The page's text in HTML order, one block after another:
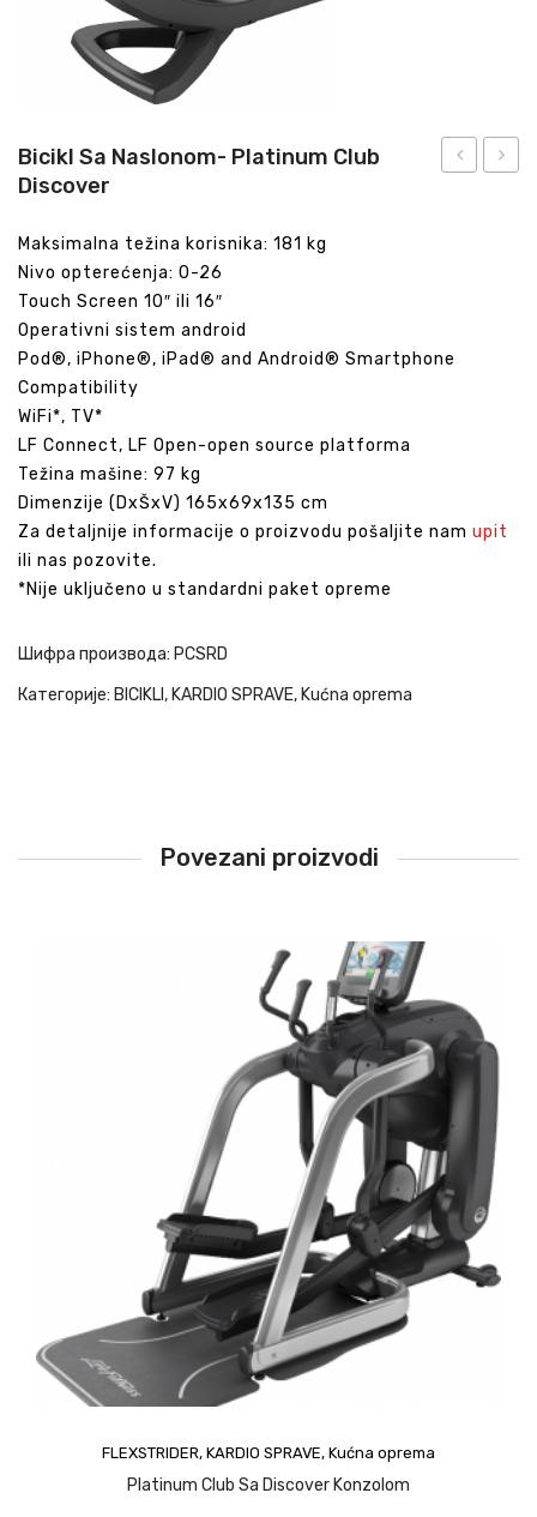
Bicikl Sa Naslonom- Platinum Club
Discover
Maksimalna težina korisnika: 181 kg
Nivo opterećenja: 0-26
Touch Screen 10″ ili 16″
Operativni sistem android
Pod®, iPhone®, iPad® and Android® Smartphone
Compatibility
WiFi*, TV*
LF Connect, LF Open-open source platforma
Težina mašine: 97 kg
Dimenzije (DxŠxV) 165x69x135 cm
Za detaljnije informacije o proizvodu pošaljite nam upit
ili nas pozovite.
*Nije uključeno u standardni paket opreme
Шифра производа: PCSRD
Категорије: BICIKLI, KARDIO SPRAVE, Kućna oprema
Povezani proizvodi
FLEXSTRIDER, KARDIO SPRAVE, Kućna oprema
Platinum Club Sa Discover Konzolom